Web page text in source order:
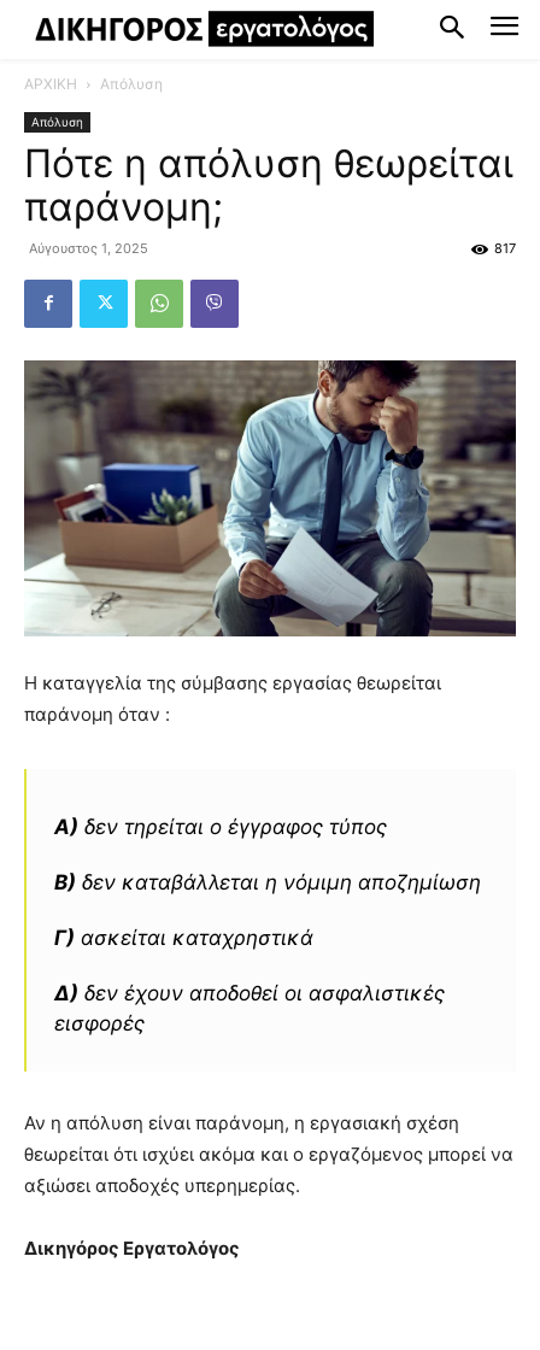
ΑΡΧΙΚΗ Απόλυση
Απόλυση
Πότε η απόλυση θεωρείται
παράνομη;
Αύγουστος 1, 2025 817
Η καταγγελία της σύμβασης εργασίας θεωρείται
παράνομη όταν :
Α) δεν τηρείται ο έγγραφος τύπος
Β) δεν καταβάλλεται η νόμιμη αποζημίωση
Γ) ασκείται καταχρηστικά
Δ) δεν έχουν αποδοθεί οι ασφαλιστικές
εισφορές
Αν η απόλυση είναι παράνομη, η εργασιακή σχέση
θεωρείται ότι ισχύει ακόμα και ο εργαζόμενος μπορεί να
αξιώσει αποδοχές υπερημερίας.
Δικηγόρος Εργατολόγος